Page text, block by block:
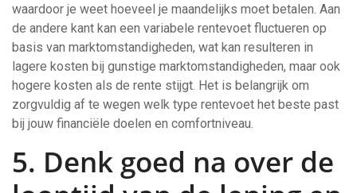
waardoor je weet hoeveel je maandelijks moet betalen. Aan
de andere kant kan een variabele rentevoet fluctueren op
basis van marktomstandigheden, wat kan resulteren in
lagere kosten bij gunstige marktomstandigheden, maar ook
hogere kosten als de rente stijgt. Het is belangrijk om
zorgvuldig af te wegen welk type rentevoet het beste past
bij jouw financiële doelen en comfortniveau.
5. Denk goed na over de